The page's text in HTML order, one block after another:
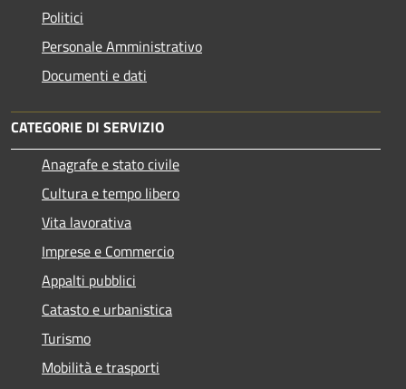
Politici
Personale Amministrativo
Documenti e dati
CATEGORIE DI SERVIZIO
Anagrafe e stato civile
Cultura e tempo libero
Vita lavorativa
Imprese e Commercio
Appalti pubblici
Catasto e urbanistica
Turismo
Mobilità e trasporti